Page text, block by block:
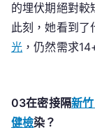
的埋伏期絕對
此刻，她看到
光 ，仍然需求
03在密接隔新
健檢染？